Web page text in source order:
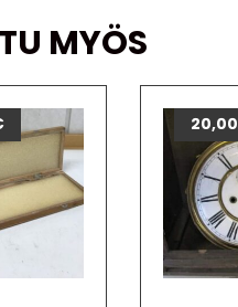
MYÖS
20,00